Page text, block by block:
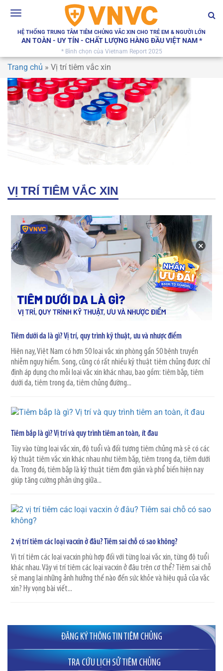
Toggle
HỆ THỐNG TRUNG TÂM TIÊM CHỦNG VẮC XIN CHO TRẺ EM & NGƯỜI LỚN
AN TOÀN - UY TÍN - CHẤT LƯỢNG HÀNG ĐẦU VIỆT NAM *
* Bình chọn của Vietnam Report 2025
Trang chủ » Vị trí tiêm vắc xin
VỊ TRÍ TIÊM VẮC XIN
Tiêm dưới da là gì? Vị trí, quy trình kỹ thuật, ưu và nhược điểm
Hiện nay, Việt Nam có hơn 50 loại vắc xin phòng gần 50 bệnh truyền
nhiễm nguy hiểm. Song, cũng có rất nhiều kỹ thuật tiêm chủng được chỉ
định áp dụng cho mỗi loại vắc xin khác nhau, bao gồm: tiêm bắp, tiêm
dưới da, tiêm trong da, tiêm chủng đường...
Tiêm bắp là gì? Vị trí và quy trình tiêm an toàn, ít đau
Tùy vào từng loại vắc xin, độ tuổi và đối tượng tiêm chủng mà sẽ có các
kỹ thuật tiêm vắc xin khác nhau như tiêm bắp, tiêm trong da, tiêm dưới
da. Trong đó, tiêm bắp là kỹ thuật tiêm đơn giản và phổ biến hiện nay
giúp tăng cường phản ứng giữa...
2 vị trí tiêm các loại vacxin ở đâu? Tiêm sai chỗ có sao không?
Vị trí tiêm các loại vacxin phù hợp đối với từng loại vắc xin, từng độ tuổi
khác nhau. Vậy vị trí tiêm các loại vacxin ở đâu trên cơ thể? Tiêm sai chỗ
sẽ mang lại những ảnh hưởng thế nào đến sức khỏe và hiệu quả của vắc
xin? Hy vọng bài viết...
ĐĂNG KÝ THÔNG TIN TIÊM CHỦNG
TRA CỨU LỊCH SỬ TIÊM CHỦNG
×